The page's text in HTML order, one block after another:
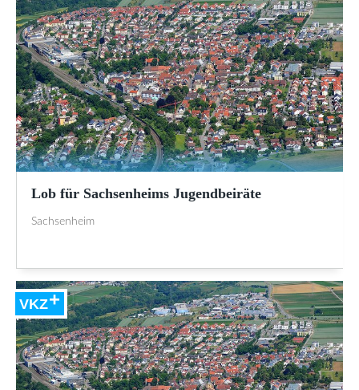
Lob für Sachsenheims Jugendbeiräte
Sachsenheim
VKZ